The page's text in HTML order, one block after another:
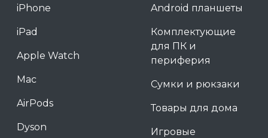
iPhone
iPad
Apple Watch
Mac
AirPods
Dyson
Android планшеты
Комплектующие
для ПК и
периферия
Сумки и рюкзаки
Товары для дома
Игровые